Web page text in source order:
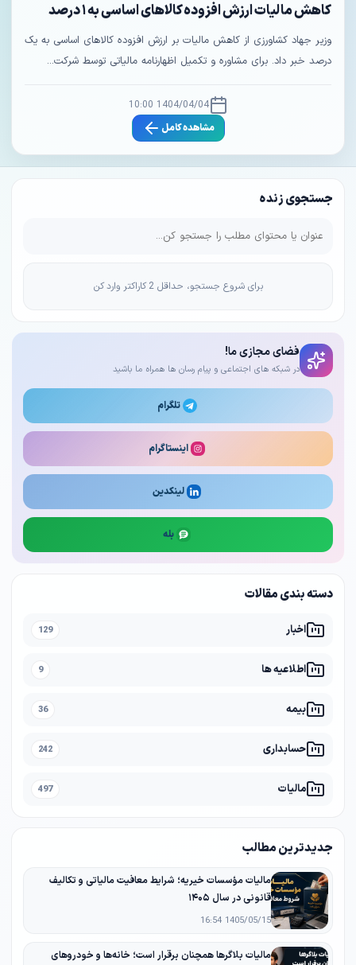
جستجوی زنده
برای شروع جستجو، حداقل 2 کاراکتر وارد کن
فضای مجازی ما!
در شبکه های اجتماعی و پیام رسان ها همراه ما باشید
تلگرام
اینستاگرام
لینکدین
بله
دسته بندی مقالات
اخبار 129
اطلاعیه ها 9
بیمه 36
حسابداری 242
مالیات 497
جدیدترین مطالب
مالیات مؤسسات خیریه؛ شرایط معافیت مالیاتی و تکالیف
قانونی در سال ۱۴۰۵
1405/05/15 16:54
مالیات بلاگرها همچنان برقرار است؛ خانه‌ها و خودروهای
کاهش مالیات ارزش افزوده کالا‌های اساسی به ۱ درصد
وزیر جهاد کشاورزی از کاهش مالیات بر ارزش افزوده کالا‌های اساسی به یک
درصد خبر داد. برای مشاوره و تکمیل اظهارنامه مالیاتی توسط شرکت...
1404/04/04 10:00
مشاهده کامل